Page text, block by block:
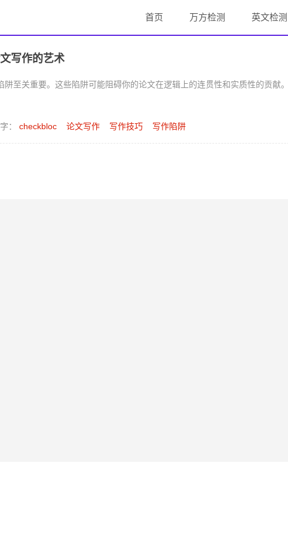
首页 万方检测 英文检测
写作的艺术
阱至关重要。这些陷阱可能阻碍你的论文在逻辑上的连贯性和实质性的贡献
： checkbloc 论文写作 写作技巧 写作陷阱